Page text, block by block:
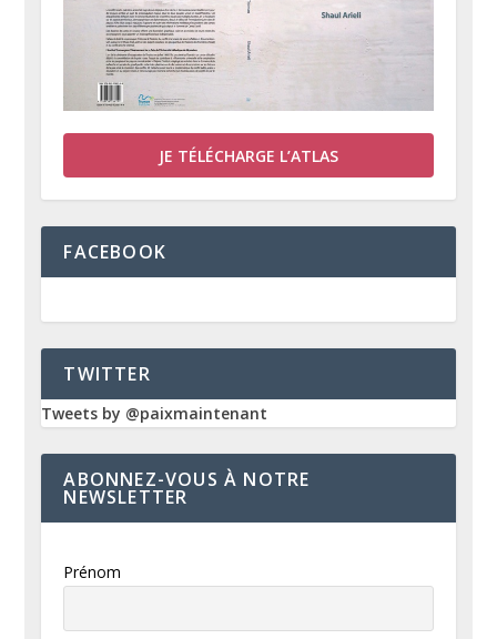
JE TÉLÉCHARGE L’ATLAS
FACEBOOK
TWITTER
Tweets by @paixmaintenant
ABONNEZ-VOUS À NOTRE
NEWSLETTER
Prénom